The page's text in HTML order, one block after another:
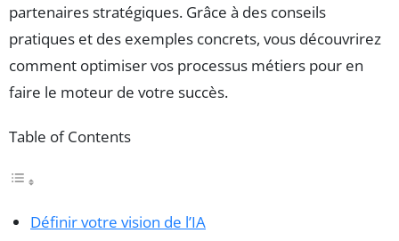
partenaires stratégiques. Grâce à des conseils
pratiques et des exemples concrets, vous découvrirez
comment optimiser vos processus métiers pour en
faire le moteur de votre succès.
Table of Contents
Définir votre vision de l’IA